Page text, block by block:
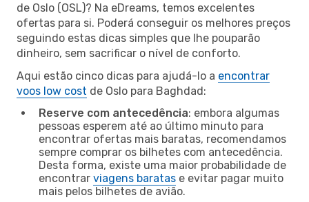
de Oslo (OSL)? Na eDreams, temos excelentes
ofertas para si. Poderá conseguir os melhores preços
seguindo estas dicas simples que lhe pouparão
dinheiro, sem sacrificar o nível de conforto.
Aqui estão cinco dicas para ajudá-lo a encontrar
voos low cost de Oslo para Baghdad:
Reserve com antecedência: embora algumas
pessoas esperem até ao último minuto para
encontrar ofertas mais baratas, recomendamos
sempre comprar os bilhetes com antecedência.
Desta forma, existe uma maior probabilidade de
encontrar viagens baratas e evitar pagar muito
mais pelos bilhetes de avião.